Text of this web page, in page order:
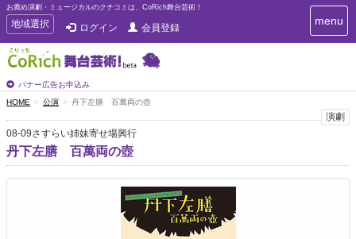
お薦め演劇・ミュージカルのクチコミは、CoRich舞台芸術！
T
o
g
g
e
n
a
v
i
g
地域選択 ログイン 会員登録
バナー広告お申込み
T
o
i
g
menu
HOME 公演 丹下左膳 百萬両の壺
演劇
08-09さすらい姉妹寄せ場興行
丹下左膳 百萬両の壺